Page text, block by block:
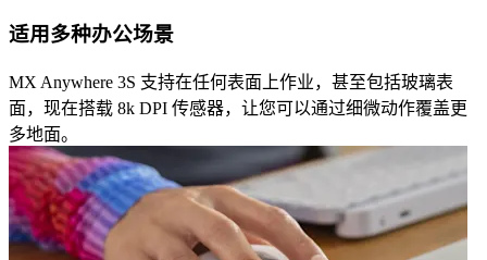
适用多种办公场景
MX Anywhere 3S 支持在任何表面上作业，甚至包括玻璃表
面，现在搭载 8k DPI 传感器，让您可以通过细微动作覆盖更
多地面。